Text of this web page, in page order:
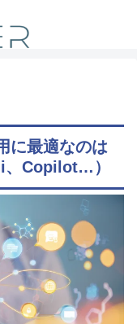
に最適なのは
、Copilot…）